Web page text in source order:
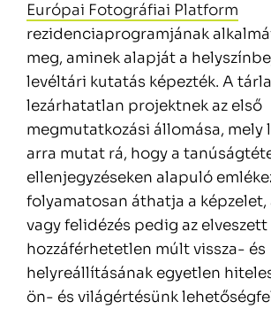
Európai Fotográfiai Platform
rezidenciaprogramjának
meg, aminek alapját a
levéltári kutatás képezték. A
lezárhatatlan projektnek az első
megmutatkozási állomása, mely
arra mutat rá, hogy a
ellenjegyzéseken alapuló
folyamatosan áthatja a képzelet,
vagy felidézés pedig az elveszett
hozzáférhetetlen múlt vissza- és
helyreállításának egyetlen
ön- és világértésünk